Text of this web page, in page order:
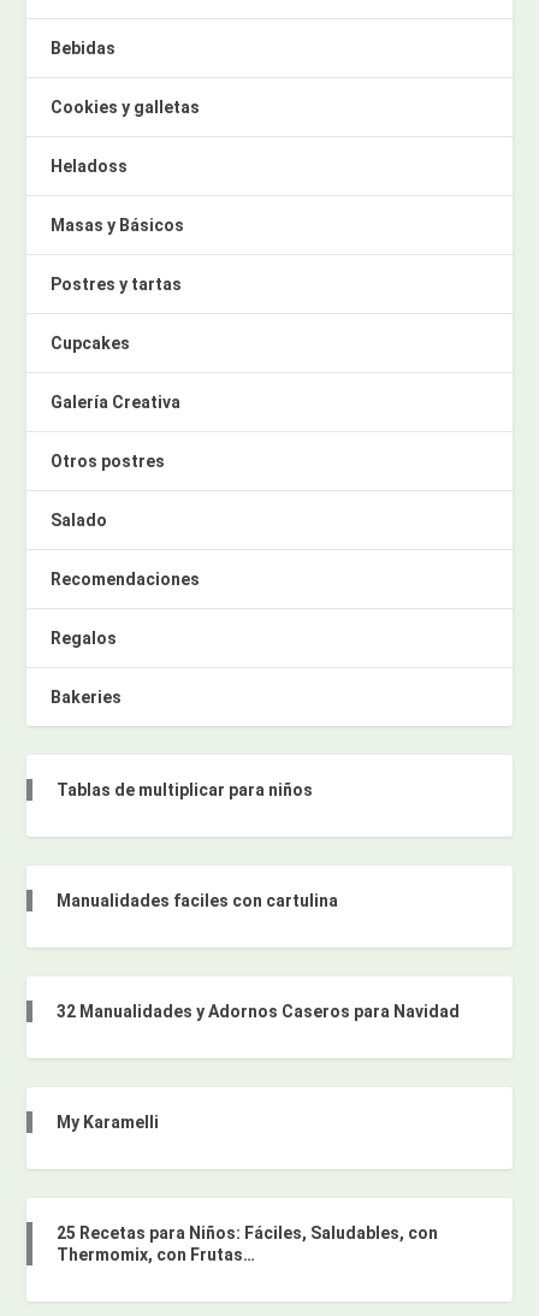
Bebidas
Cookies y galletas
Heladoss
Masas y Básicos
Postres y tartas
Cupcakes
Galería Creativa
Otros postres
Salado
Recomendaciones
Regalos
Bakeries
Tablas de multiplicar para niños
Manualidades faciles con cartulina
32 Manualidades y Adornos Caseros para Navidad
My Karamelli
25 Recetas para Niños: Fáciles, Saludables, con
Thermomix, con Frutas…